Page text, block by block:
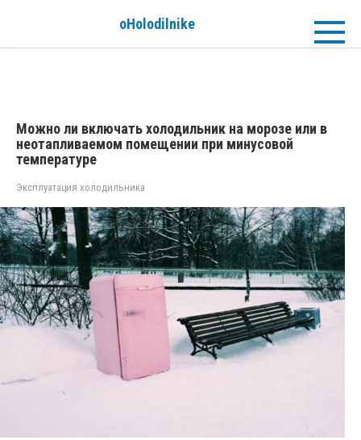
oHolodilnike
Можно ли включать холодильник на морозе или в
неотапливаемом помещении при минусовой
температуре
Эксплуатация холодильника